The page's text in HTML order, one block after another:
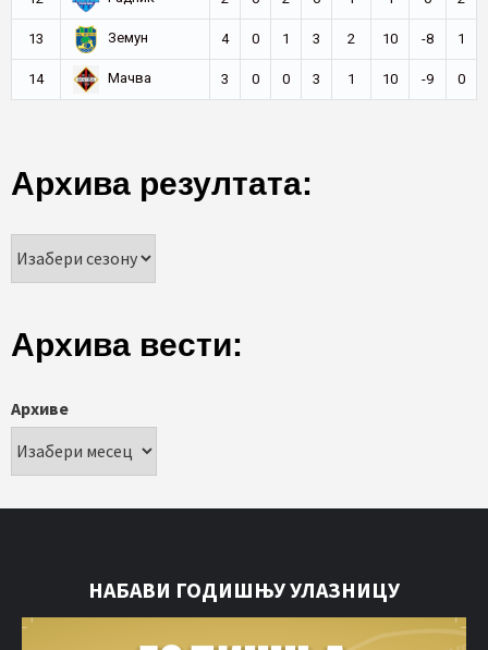
13 Земун 4 0 1 3 2 10 -8 1
14 Мачва 3 0 0 3 1 10 -9 0
Архива резултата:
Архива вести:
Архиве
НАБАВИ ГОДИШЊУ УЛАЗНИЦУ